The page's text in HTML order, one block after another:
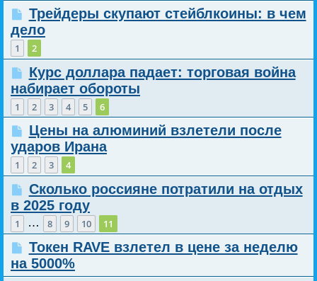
Трейдеры скупают стейблкоины: в чем
дело
1 2
Курс доллара падает: торговая война
набирает обороты
1 2 3 4 5 6
Цены на алюминий взлетели после
ударов Ирана
1 2 3 4
Сколько россияне потратили на отдых
в 2025 году
1 … 8 9 10 11
Токен RAVE взлетел в цене за неделю
на 5000%